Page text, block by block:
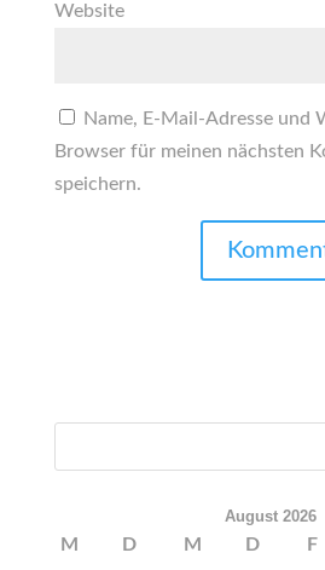
Website
Name, E-Mail-Adresse und
Browser für meinen nächsten
speichern.
August 2026
M D M D F